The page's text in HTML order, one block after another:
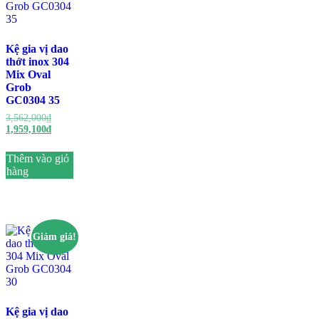
Kệ gia vị dao
thớt inox 304
Mix Oval
Grob
GC0304 35
3,562,000₫Giá
gốc
3,562,000₫.
1,959,100₫Giá
tại
là:
Thêm vào giỏ
hàng
Giảm giá!
Kệ gia vị dao